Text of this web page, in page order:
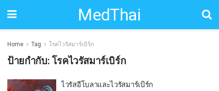
MedThai
Home Tag โรคไวรัสมาร์เบิร์ก
ป้ายกำกับ: โรคไวรัสมาร์เบิร์ก
ไวรัสอีโบลาและไวรัสมาร์เบิร์ก